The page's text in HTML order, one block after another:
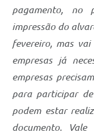
pagamento,
impressão do
fevereiro, mas vai
empresas já
empresas
para participar
podem estar
documento.